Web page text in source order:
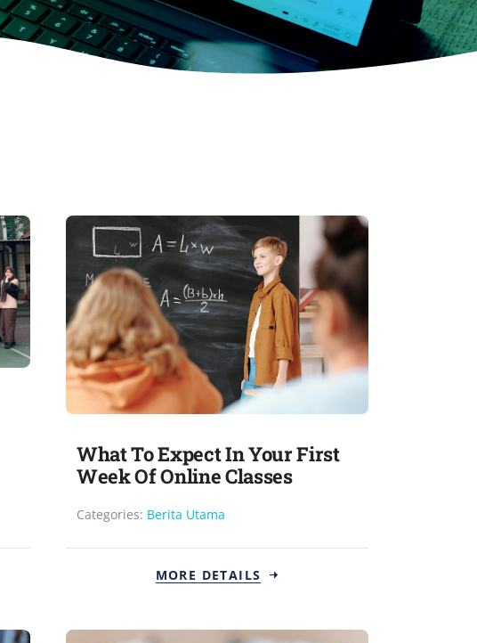
What To Expect In Your First
Week Of Online Classes
Categories: Berita Utama
MORE DETAILS